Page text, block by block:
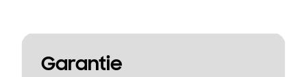
Garantie